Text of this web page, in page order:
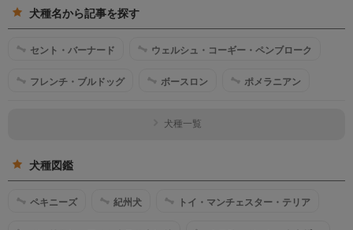
犬種名から記事を探す
セント・バーナード ウェルシュ・コーギー・ペンブローク
フレンチ・ブルドッグ ボースロン ポメラニアン
犬種一覧
犬種図鑑
ペキニーズ 紀州犬 トイ・マンチェスター・テリア